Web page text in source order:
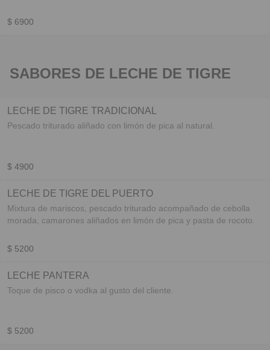
$ 6900
SABORES DE LECHE DE TIGRE
LECHE DE TIGRE TRADICIONAL
Pescado triturado aliñado con limón de pica al natural.
$ 4900
LECHE DE TIGRE DEL PUERTO
Mixtura de mariscos, pescado triturado acompañado de cebolla
morada, camarones aliñados en limón de pica y pasta de rocoto.
$ 5200
LECHE PANTERA
Toque de pisco o vodka al gusto del cliente.
$ 5200